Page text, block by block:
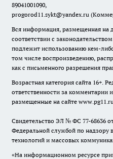
89041001090,
progorod11.sykt@yandex.ru
Вся информация, размещенная на
соответствии с
подлежит использованию кем-
том числе воспроизведению,
как с письменного разрешения
Возрастная категория сайта 16+.
ответственности за комментарии
размещенные на сайте
Свидетельство ЭЛ № ФС 77-68636
Федеральной службой по
технологий и массовых
«На информационном ресурсе